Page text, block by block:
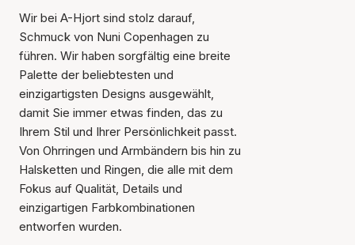
Wir bei A-Hjort sind stolz darauf,
Schmuck von Nuni Copenhagen zu
führen. Wir haben sorgfältig eine breite
Palette der beliebtesten und
einzigartigsten Designs ausgewählt,
damit Sie immer etwas finden, das zu
Ihrem Stil und Ihrer Persönlichkeit passt.
Von Ohrringen und Armbändern bis hin zu
Halsketten und Ringen, die alle mit dem
Fokus auf Qualität, Details und
einzigartigen Farbkombinationen
entworfen wurden.